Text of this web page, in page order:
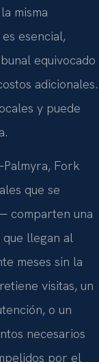
misma
esencial,
equivocado
adicionales.
y puede
Fork
que se
comparten una
que llegan al
meses sin la
visitas, un
o un
necesarios
por el